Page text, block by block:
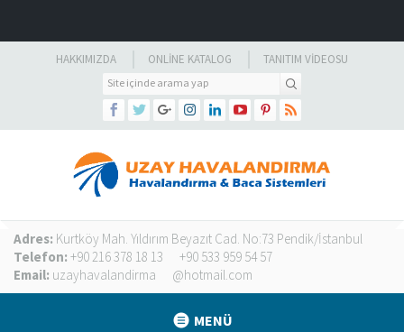
HAKKIMIZDA ONLINE KATALOG TANITIM VIDEOSU
Adres: Kurtköy Mah. Yıldırım Beyazıt Cad. No:73 Pendik/İstanbul
Telefon: +90 216 378 18 13
+90 533 959 54 57
Email: uzayhavalandirma @hotmail.com
MENÜ